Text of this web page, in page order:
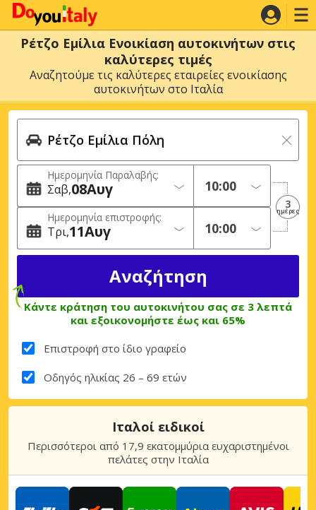
Ρέτζο Εμίλια Ενοικίαση αυτοκινήτων στις
καλύτερες τιμές
Αναζητούμε τις καλύτερες εταιρείες ενοικίασης
αυτοκινήτων στο Ιταλία
Ημερομηνία Παραλαβής:
Σαβ 08Αυγ
Ημερομηνία επιστροφής:
Τρι 11Αυγ
3
ημέρες
Κάντε κράτηση του αυτοκινήτου σας σε 3 λεπτά
και εξοικονομήστε έως και 65%
Επιστροφή στο ίδιο γραφείο
Οδηγός ηλικίας 26 – 69 ετών
Ιταλοί ειδικοί
Περισσότεροι από 17,9 εκατομμύρια ευχαριστημένοι
πελάτες στην Ιταλία